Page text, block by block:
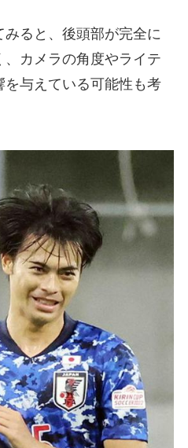
ると、後頭部が完全に
カメラの角度やライテ
を与えている可能性も考